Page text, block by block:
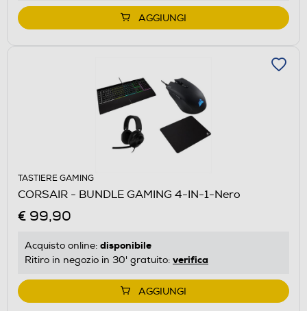
AGGIUNGI
TASTIERE GAMING
CORSAIR - BUNDLE GAMING 4-IN-1-Nero
€ 99,90
Acquisto online: disponibile
Ritiro in negozio in 30' gratuito: verifica
AGGIUNGI